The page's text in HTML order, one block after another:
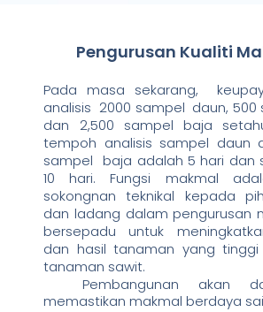
Pengurusan Kualiti
Pada masa sekarang,
analisis 2000 sampel daun, 500
dan 2,500 sampel baja
tempoh analisis sampel daun
sampel baja adalah 5 hari dan
10 hari. Fungsi makmal
sokongnan teknikal kepada
dan ladang dalam pengurusan
bersepadu untuk
dan hasil tanaman yang
tanaman sawit.
Pembangunan akan
memastikan makmal berdaya